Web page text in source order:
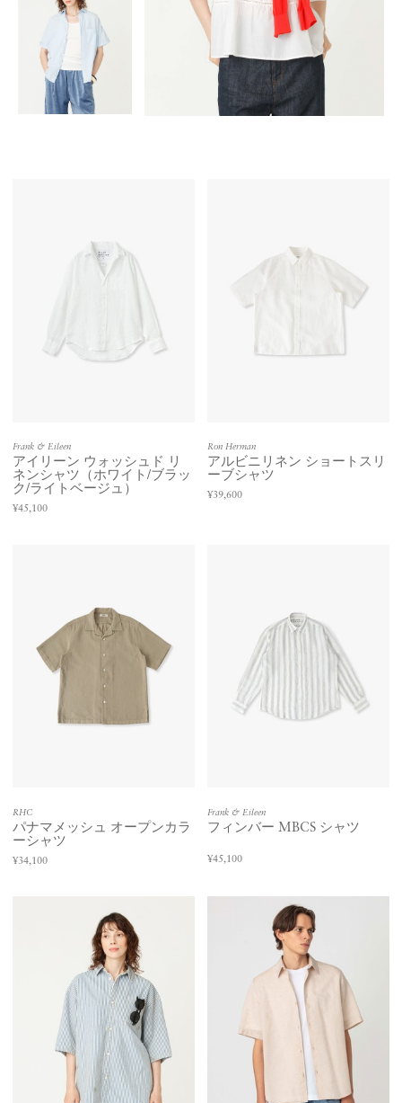
Frank & Eileen
アイリーン ウォッシュド リ
ネンシャツ（ホワイト/ブラッ
ク/ライトベージュ）
¥45,100
Ron Herman
アルビニリネン ショートスリ
ーブシャツ
¥39,600
RHC
パナマメッシュ オープンカラ
ーシャツ
¥34,100
Frank & Eileen
フィンバー MBCS シャツ
¥45,100